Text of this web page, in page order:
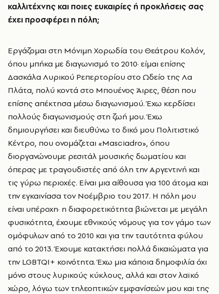
καλλιτέχνης και ποιες ευκαιρίες ή προκλήσεις σας
έχει προσφέρει η πόλη;
Εργάζομαι στη Μόνιμη Χορωδία του Θεάτρου Κολόν,
όπου μπήκα με διαγωνισμό το 2010· είμαι επίσης
Δασκάλα Λυρικού Ρεπερτορίου στο Ωδείο της Λα
Πλάτα, πολύ κοντά στο Μπουένος Άιρες, θέση που
επίσης απέκτησα μέσω διαγωνισμού. Έχω κερδίσει
πολλούς διαγωνισμούς στη ζωή μου. Έχω
δημιουργήσει και διευθύνω το δικό μου Πολιτιστικό
Κέντρο, που ονομάζεται «Masciadro», όπου
διοργανώνουμε ρεσιτάλ μουσικής δωματίου και
όπερας με τραγουδιστές από όλη την Αργεντινή και
τις γύρω περιοχές. Είναι μια αίθουσα για 100 άτομα και
την εγκαινίασα τον Νοέμβριο του 2017. Η πόλη μου
είναι υπέροχη· η διαφορετικότητα βιώνεται με μεγάλη
φυσικότητα, έχουμε εθνικούς νόμους για τον γάμο των
ομόφυλων από το 2010 και για την ταυτότητα φύλου
από το 2013. Έχουμε κατακτήσει πολλά δικαιώματα για
την LGBTQI+ κοινότητα. Έχω μια κάποια δημοφιλία όχι
μόνο στους λυρικούς κύκλους, αλλά και στον λαϊκό
χώρο, λόγω των τηλεοπτικών εμφανίσεών μου και της